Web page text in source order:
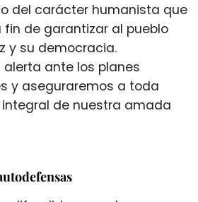
del carácter humanista que
fin de garantizar al pueblo
y su democracia.
ante los planes
y aseguraremos a toda
de nuestra amada